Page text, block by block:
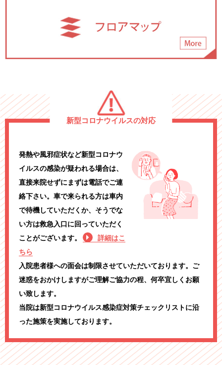
新型コロナウイルスの対応
発熱や風邪症状など新型コロナウ
イルスの感染が疑われる場合は、
直接来院せずにまずは電話でご連
絡下さい。車で来られる方は車内
で待機していただくか、そうでな
い方は救急入口に回っていただく
ことがございます。
詳細はこ
ちら
入院患者様への面会は制限させていただいております。ご
迷惑をおかけしますがご理解ご協力の程、何卒宜しくお願
い致します。
当院は新型コロナウイルス感染症対策チェックリストに沿
った施策を実施しております。